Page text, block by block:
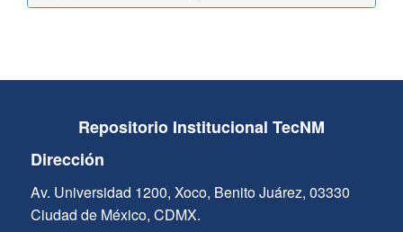
Repositorio Institucional TecNM
Dirección
Av. Universidad 1200, Xoco, Benito Juárez, 03330
Ciudad de México, CDMX.